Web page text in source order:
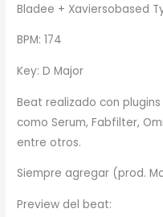
Bladee + Xaviersobased
BPM: 174
Key: D Major
Beat realizado con
como Serum, Fabfilter,
entre otros.
Siempre agregar (prod.
Preview del beat: